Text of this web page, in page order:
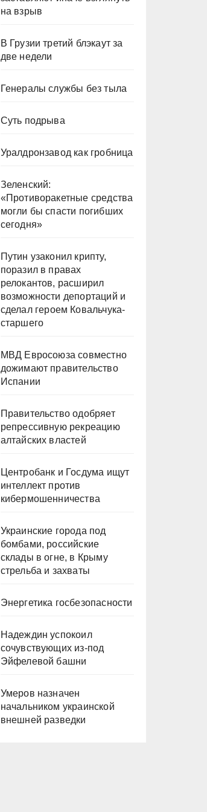
на взрыв
В Грузии третий блэкаут за
две недели
Генералы службы без тыла
Суть подрыва
Уралдронзавод как гробница
Зеленский:
«Противоракетные средства
могли бы спасти погибших
сегодня»
Путин узаконил крипту,
поразил в правах
релокантов, расширил
возможности депортаций и
сделал героем Ковальчука-
старшего
МВД Евросоюза совместно
дожимают правительство
Испании
Правительство одобряет
репрессивную рекреацию
алтайских властей
Центробанк и Госдума ищут
интеллект против
кибермошенничества
Украинские города под
бомбами, российские
склады в огне, в Крыму
стрельба и захваты
Энергетика госбезопасности
Надеждин успокоил
сочувствующих из-под
Эйфелевой башни
Умеров назначен
начальником украинской
внешней разведки